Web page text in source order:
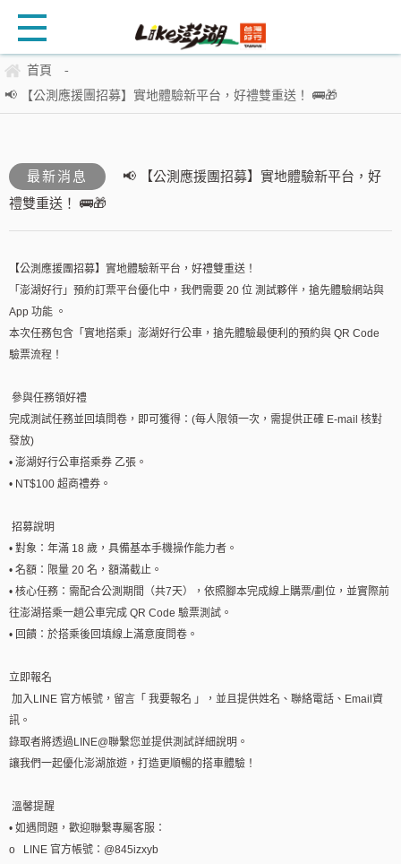
首頁 -
📢 【公測應援團招募】實地體驗新平台，好禮雙重送！ 🚌🎁
最新消息
📢 【公測應援團招募】實地體驗新平台，好
禮雙重送！ 🚌🎁
【公測應援團招募】實地體驗新平台，好禮雙重送！
「澎湖好行」預約訂票平台優化中，我們需要 20 位 測試夥伴，搶先體驗網站與
App 功能 。
本次任務包含「實地搭乘」澎湖好行公車，搶先體驗最便利的預約與 QR Code
驗票流程！
參與任務領好禮
完成測試任務並回填問卷，即可獲得：(每人限領一次，需提供正確 E-mail 核對
發放)
• 澎湖好行公車搭乘券 乙張。
• NT$100 超商禮券。
招募說明
• 對象：年滿 18 歲，具備基本手機操作能力者。
• 名額：限量 20 名，額滿截止。
• 核心任務：需配合公測期間（共7天），依照腳本完成線上購票/劃位，並實際前
往澎湖搭乘一趟公車完成 QR Code 驗票測試。
• 回饋：於搭乘後回填線上滿意度問卷。
立即報名
加入LINE 官方帳號，留言「 我要報名 」，並且提供姓名、聯絡電話、Email資
訊。
錄取者將透過LINE@聯繫您並提供測試詳細說明。
讓我們一起優化澎湖旅遊，打造更順暢的搭車體驗！
溫馨提醒
• 如遇問題，歡迎聯繫專屬客服：
o LINE 官方帳號：@845izxyb